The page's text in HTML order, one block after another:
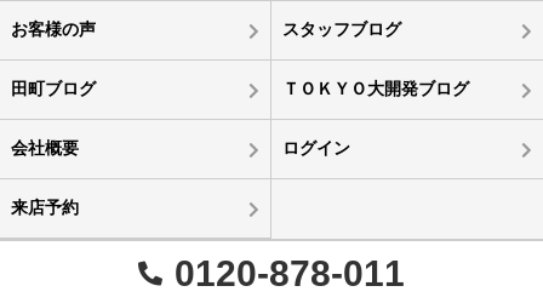
お客様の声 スタッフブログ
田町ブログ ＴＯＫＹＯ大開発ブログ
会社概要 ログイン
来店予約
0120-878-011